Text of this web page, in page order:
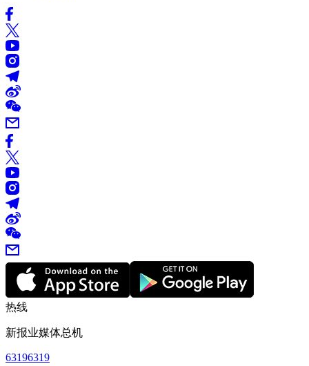
热线
新报业媒体总机
63196319